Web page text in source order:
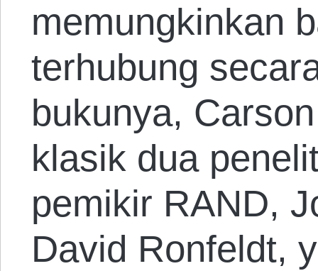
memungkinkan
terhubung
bukunya,
klasik dua
pemikir RAND,
David Ronfeldt,